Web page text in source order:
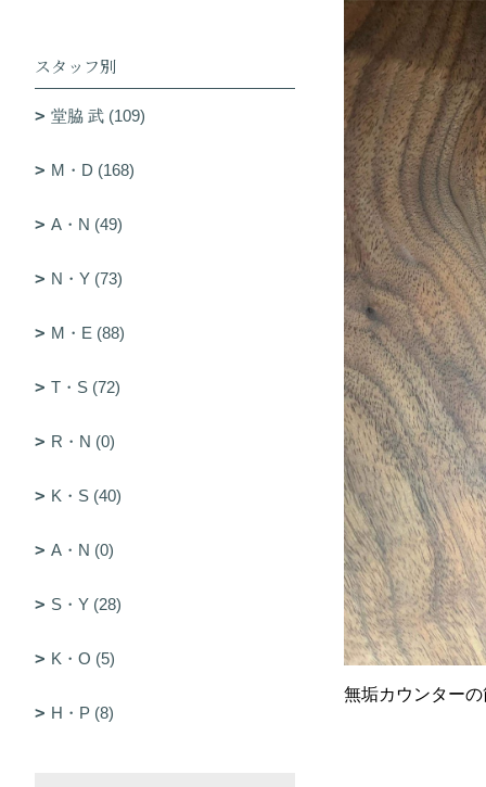
無垢カウンター
スタッフ別
堂脇 武 (109)
M・D (168)
A・N (49)
N・Y (73)
M・E (88)
T・S (72)
R・N (0)
K・S (40)
A・N (0)
S・Y (28)
K・O (5)
H・P (8)